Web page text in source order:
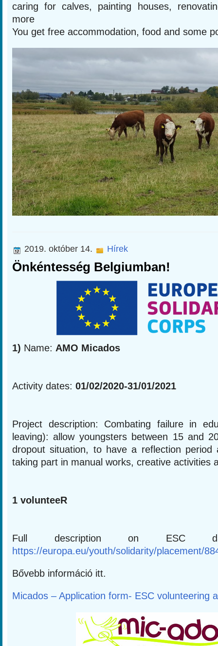
caring for calves, painting houses,
more
You get free accommodation, food and some
2019. október 14. Hírek
Önkéntesség Belgiumban!
1) Name: AMO Micados
Activity dates: 01/02/2020-31/01/2021
Project description: Combating failure in
leaving): allow youngsters between 15 and
dropout situation, to have a reflection period
taking part in manual works, creative activities
1 volunteeR
Full description on ESC
https://europa.eu/youth/solidarity/placement/
Bővebb információ itt.
Micados – Application form- ESC volunteering